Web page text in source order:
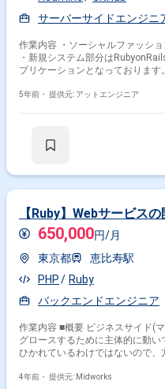
サーバーサイドエンジニ
作業内容 ・ソーシャルファッシ
・新規システム部分は
プリケーションとなっております
5年前・ 提供元: アットエンジニア
【Ruby】Webサービス
650,000円/月
東京都
恵比寿駅
PHP
Ruby
バックエンドエンジニア
作業内容 ■概要 ビジネスサイド(
グロースするために主体的に動いて頂きます。 中長期
ひかれているわけではないので、
ただきたいです。 ■具体的な作業内容 ※これまでのご経験に合わせてご
4年前・ 提供元: Midworks